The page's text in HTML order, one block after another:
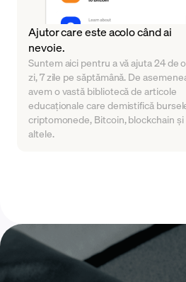
Ajutor care este acolo când ai
nevoie.
Suntem aici pentru a vă ajuta 24 de
zi, 7 zile pe săptămână. De
avem o vastă bibliotecă de articole
educaționale care demistifică
criptomonede, Bitcoin, blockchain și
altele.